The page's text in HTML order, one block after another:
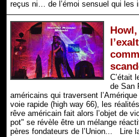
reçus ni… de l’émoi sensuel qui les
C’était
de San
américains qui traversent
voie rapide (high way 66), les
rêve américain fait alors l’objet de
pot" se révèle être un mélange
pères fondateurs de l’Union...
Lire